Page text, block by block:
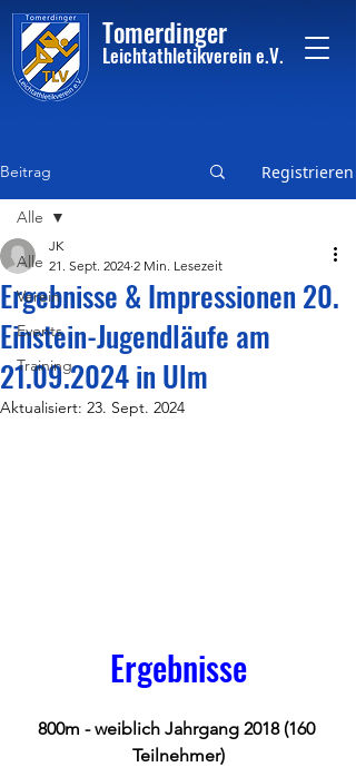
Tomerdinger
Leichtathletikvereine.V.
Beitrag Registrieren
Alle
Verein
Events
Training
Alle
Ergebnisse & Impressionen 20.
Einstein-Jugendläufe am
21.09.2024 in Ulm
JK
21. Sept. 2024 2 Min. Lesezeit
Aktualisiert: 23. Sept. 2024
Ergebnisse
800m - weiblich Jahrgang 2018 (160
Teilnehmer)